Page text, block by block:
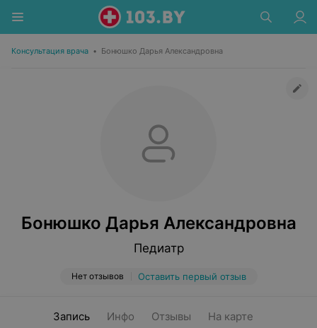
Консультация врача • Бонюшко Дарья Александровна
Бонюшко Дарья Александровна
Педиатр
Нет отзывов Оставить первый отзыв
Запись Инфо Отзывы На карте